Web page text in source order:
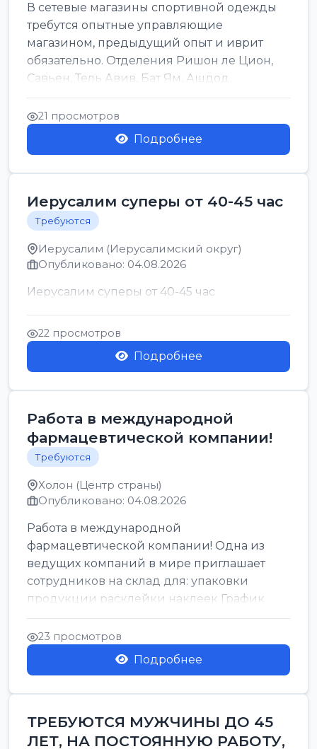
В сетевые магазины спортивной одежды
требутся опытные управляющие
магазином, предыдущий опыт и иврит
обязательно. Отделения Ришон ле Цион,
Савьен, Тель Авив, Бат Ям, Ашдод,
Ашкелон, Кфар Саба, Маале А...
21 просмотров
Подробнее
Иерусалим суперы от 40-45 час
Требуются
Иерусалим (Иерусалимский округ)
Опубликовано: 04.08.2026
Иерусалим суперы от 40-45 час
22 просмотров
Подробнее
Работа в международной
фармацевтической компании!
Требуются
Холон (Центр страны)
Опубликовано: 04.08.2026
Работа в международной
фармацевтической компании! Одна из
ведущих компаний в мире приглашает
сотрудников на склад для: упаковки
продукции расклейки наклеек График
работы: с 7:00 до 16:00 Оплата: 38 в ...
23 просмотров
Подробнее
ТРЕБУЮТСЯ МУЖЧИНЫ ДО 45
ЛЕТ, НА ПОСТОЯННУЮ РАБОТУ,